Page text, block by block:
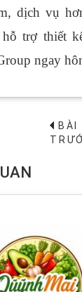
dịch vụ
trợ thiết
ngay
BÀI